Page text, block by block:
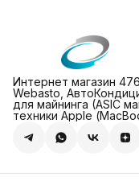
Интернет магазин
Webasto,
для майнинга (ASIC
техники Apple